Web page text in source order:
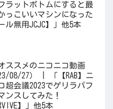
ラットボトムにすると最
っこいいマシンになった
ル無用JCJC】」他5本
ススメのニコニコ動画
08/27） | 「【RAB】ニ
超会議2023でゲリラパフ
ンスしてみた！
】」他5本